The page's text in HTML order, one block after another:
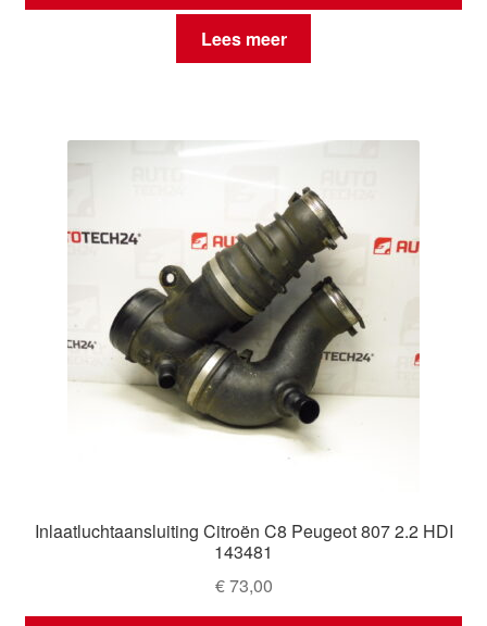
Lees meer
Inlaatluchtaansluiting Citroën C8 Peugeot 807 2.2 HDI
143481
€73,00